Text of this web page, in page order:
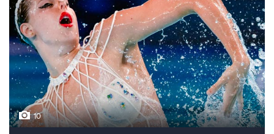
10